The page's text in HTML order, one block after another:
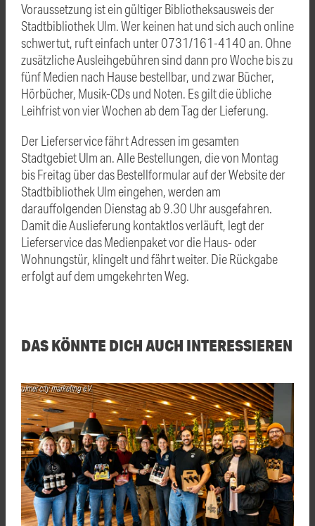
Voraussetzung ist ein gültiger Bibliotheksausweis der
Stadtbibliothek Ulm. Wer keinen hat und sich auch online
schwertut, ruft einfach unter 0731/161-4140 an. Ohne
zusätzliche Ausleihgebühren sind dann pro Woche bis zu
fünf Medien nach Hause bestellbar, und zwar Bücher,
Hörbücher, Musik-CDs und Noten. Es gilt die übliche
Leihfrist von vier Wochen ab dem Tag der Lieferung.
Der Lieferservice fährt Adressen im gesamten
Stadtgebiet Ulm an. Alle Bestellungen, die von Montag
bis Freitag über das Bestellformular auf der Website der
Stadtbibliothek Ulm eingehen, werden am
darauffolgenden Dienstag ab 9.30 Uhr ausgefahren.
Damit die Auslieferung kontaktlos verläuft, legt der
Lieferservice das Medienpaket vor die Haus- oder
Wohnungstür, klingelt und fährt weiter. Die Rückgabe
erfolgt auf dem umgekehrten Weg.
DAS KÖNNTE DICH AUCH INTERESSIEREN
ulmer city marketing e.V.